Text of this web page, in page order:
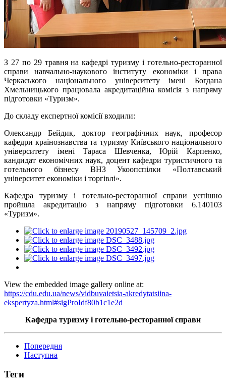
З 27 по 29 травня на кафедрі туризму і готельно-ресторанної
справи навчально-наукового інституту економіки і права
Черкаського національного університету імені Богдана
Хмельницького працювала акредитаційна комісія з напряму
підготовки «Туризм».
До складу експертної комісії входили:
Олександр Бейдик, доктор географічних наук, професор
кафедри країнознавства та туризму Київського національного
університету імені Тараса Шевченка, Юрій Карпенко,
кандидат економічних наук, доцент кафедри туристичного та
готельного бізнесу ВНЗ Укоопспілки «Полтавський
університет економіки і торгівлі».
Кафедра туризму і готельно-ресторанної справи успішно
пройшла акредитацію з напряму підготовки 6.140103
«Туризм».
View the embedded image gallery online at:
https://cdu.edu.ua/news/vidbuvaietsia-akredytatsiina-
ekspertyza.html#sigProIdf80b1c1e2d
Кафедра туризму і готельно-ресторанної справи
Попередня
Наступна
Теги